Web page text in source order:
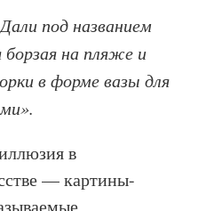
под названием
борзая на пляже и
в форме вазы для
в
— картины-